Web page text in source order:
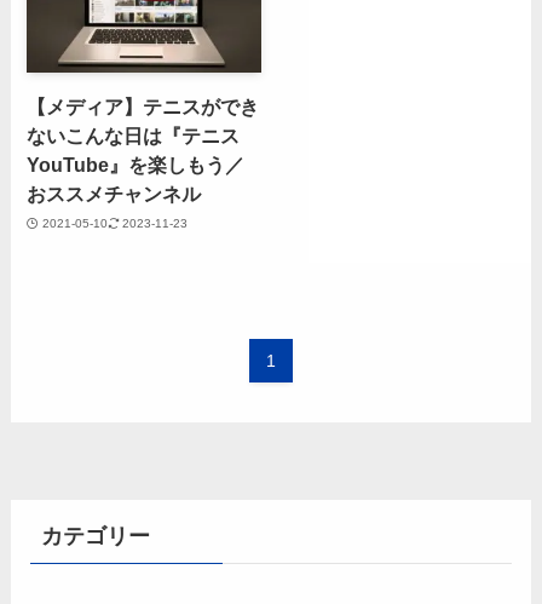
【メディア】テニスができ
ないこんな日は『テニス
YouTube』を楽しもう／
おススメチャンネル
2021-05-10 2023-11-23
1
カテゴリー